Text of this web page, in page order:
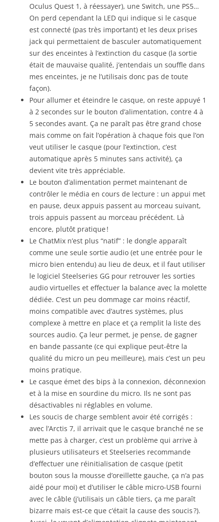
Oculus Quest 1, à réessayer), une Switch, une PS5…
On perd cependant la LED qui indique si le casque
est connecté (pas très important) et les deux prises
jack qui permettaient de basculer automatiquement
sur des enceintes à l’extinction du casque (la sortie
était de mauvaise qualité, j’entendais un souffle dans
mes enceintes, je ne l’utilisais donc pas de toute
façon).
Pour allumer et éteindre le casque, on reste appuyé 1
à 2 secondes sur le bouton d’alimentation, contre 4 à
5 secondes avant. Ça ne paraît pas être grand chose
mais comme on fait l’opération à chaque fois que l’on
veut utiliser le casque (pour l’extinction, c’est
automatique après 5 minutes sans activité), ça
devient vite très appréciable.
Le bouton d’alimentation permet maintenant de
contrôler le média en cours de lecture : un appui met
en pause, deux appuis passent au morceau suivant,
trois appuis passent au morceau précédent. Là
encore, plutôt pratique !
Le ChatMix n’est plus “natif” : le dongle apparaît
comme une seule sortie audio (et une entrée pour le
micro bien entendu) au lieu de deux, et il faut utiliser
le logiciel Steelseries GG pour retrouver les sorties
audio virtuelles et effectuer la balance avec la molette
dédiée. C’est un peu dommage car moins réactif,
moins compatible avec d’autres systèmes, plus
complexe à mettre en place et ça remplit la liste des
sources audio. Ça leur permet, je pense, de gagner
en bande passante (ce qui explique peut-être la
qualité du micro un peu meilleure), mais c’est un peu
moins pratique.
Le casque émet des bips à la connexion, déconnexion
et à la mise en sourdine du micro. Ils ne sont pas
désactivables ni réglables en volume.
Les soucis de charge semblent avoir été corrigés :
avec l’Arctis 7, il arrivait que le casque branché ne se
mette pas à charger, c’est un problème qui arrive à
plusieurs utilisateurs et Steelseries recommande
d’effectuer une réinitialisation de casque (petit
bouton sous la mousse d’oreillette gauche, ça n’a pas
aidé pour moi) et d’utiliser le câble micro-USB fourni
avec le câble (j’utilisais un câble tiers, ça me paraît
bizarre mais est-ce que c’était la cause des soucis ?).